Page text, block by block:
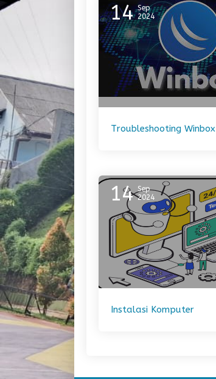
14 Sep
2024
Troubleshooting Winbox
14 Sep
2024
Instalasi Komputer